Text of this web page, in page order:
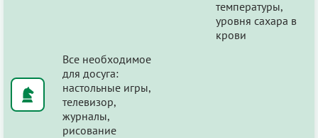
температуры,
уровня сахара в
крови
Все необходимое
для досуга:
настольные игры,
телевизор,
журналы,
рисование